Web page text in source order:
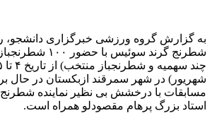
به گزارش گروه ورزشی خبرگزاری دانشجو،
شطرنج گرند سوئیس
شهریور) در شهر سمرقند ازبکستان در حال
مسابقات با درخشش بی نظیر نماینده
استاد بزرگ پرهام مقصودلو همراه است.